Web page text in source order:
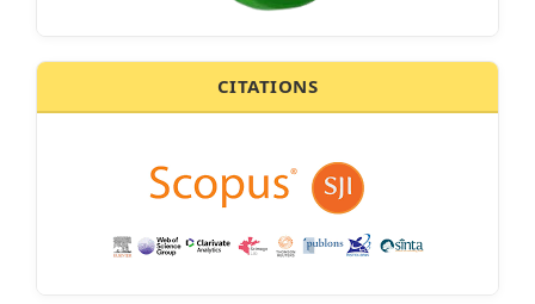
CITATIONS